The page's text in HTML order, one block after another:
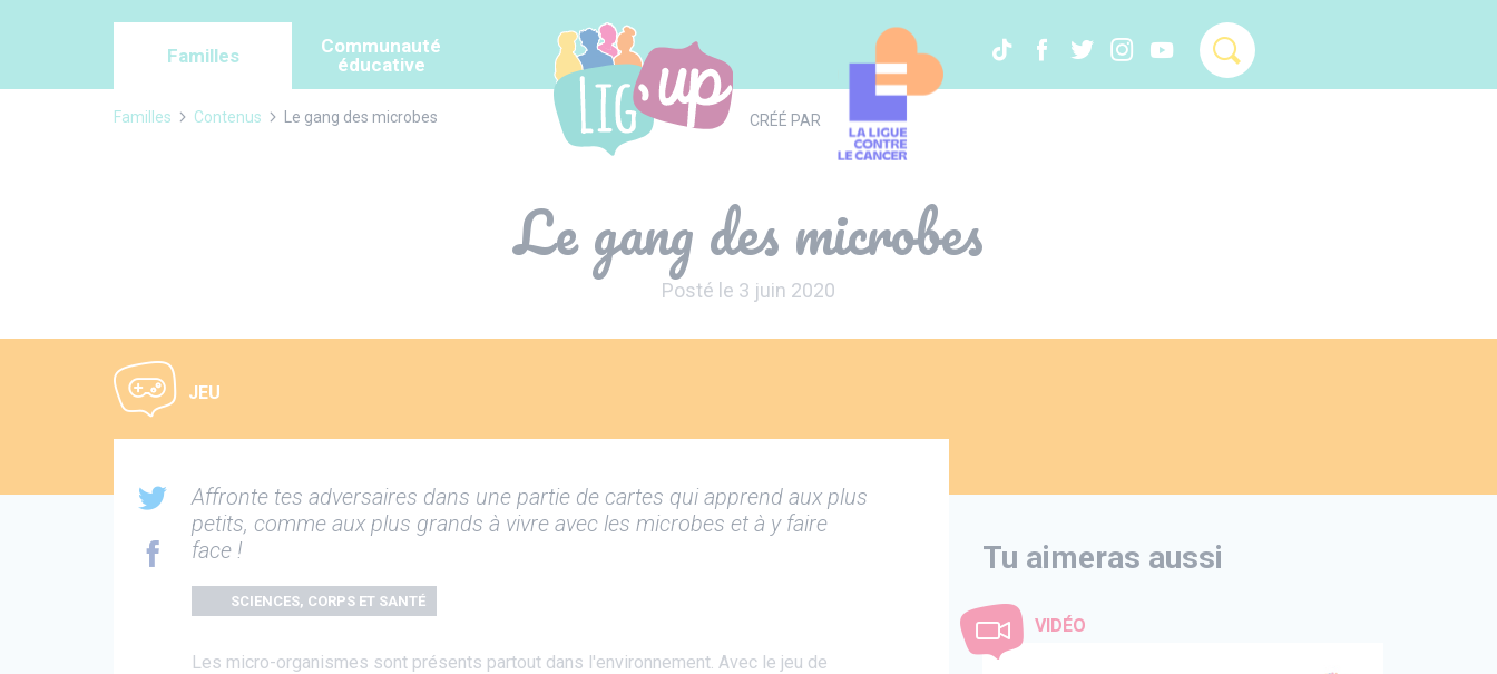
Familles
Communauté
éducative
CRÉÉ PAR
Familles Contenus Le gang des microbes
Le gang des microbes
Posté le 3 juin 2020
JEU
Affronte tes adversaires dans une partie de cartes qui apprend aux plus
petits, comme aux plus grands à vivre avec les microbes et à y faire
face !
SCIENCES, CORPS ET SANTÉ
Les micro-organismes sont présents partout dans l'environnement. Avec le jeu de
Tu aimeras aussi
VIDÉO